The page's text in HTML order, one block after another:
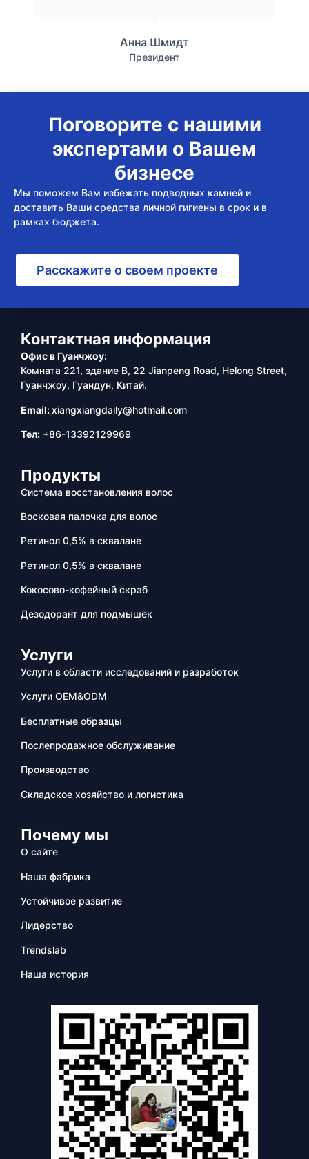
Анна Шмидт
Президент
Поговорите с нашими
экспертами о Вашем
бизнесе
Мы поможем Вам избежать подводных камней и
доставить Ваши средства личной гигиены в срок и в
рамках бюджета.
Расскажите о своем проекте
Контактная информация
Офис в Гуанчжоу:
Комната 221, здание B, 22 Jianpeng Road, Helong Street,
Гуанчжоу, Гуандун, Китай.
Email:xiangxiangdaily@hotmail.com
Тел: +86-13392129969
Продукты
Система восстановления волос
Восковая палочка для волос
Ретинол 0,5% в сквалане
Ретинол 0,5% в сквалане
Кокосово-кофейный скраб
Дезодорант для подмышек
Услуги
Услуги в области исследований и разработок
Услуги OEM&ODM
Бесплатные образцы
Послепродажное обслуживание
Производство
Складское хозяйство и логистика
Почему мы
О сайте
Наша фабрика
Устойчивое развитие
Лидерство
Trendslab
Наша история